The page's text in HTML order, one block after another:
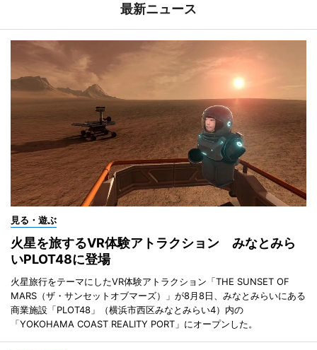
最新ニュース
見る・遊ぶ
火星を旅するVR体験アトラクション みなとみら
いPLOT48に登場
火星旅行をテーマにしたVR体験アトラクション「THE SUNSET OF
MARS（ザ・サンセットオブマーズ）」が8月8日、みなとみらいにある
商業施設「PLOT48」（横浜市西区みなとみらい4）内の
「YOKOHAMA COAST REALITY PORT」にオープンした。